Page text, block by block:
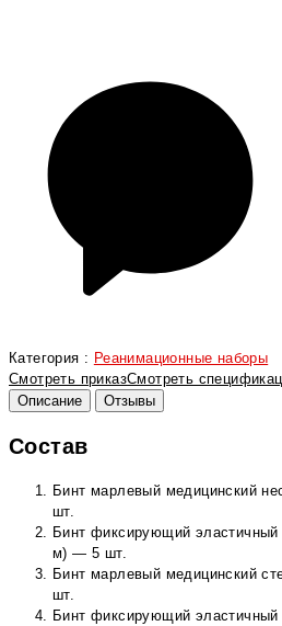
Категория : Реанимационные наборы
Смотреть приказСмотреть
Описание
Отзывы
Состав
Бинт марлевый медицинский
шт.
Бинт фиксирующий
м) — 5 шт.
Бинт марлевый медицинский
шт.
Бинт фиксирующий